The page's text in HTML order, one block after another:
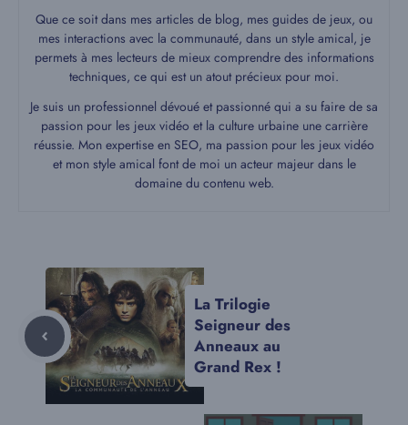
Que ce soit dans mes articles de blog, mes guides de jeux, ou
mes interactions avec la communauté, dans un style amical, je
permets à mes lecteurs de mieux comprendre des informations
techniques, ce qui est un atout précieux pour moi.
Je suis un professionnel dévoué et passionné qui a su faire de sa
passion pour les jeux vidéo et la culture urbaine une carrière
réussie. Mon expertise en SEO, ma passion pour les jeux vidéo
et mon style amical font de moi un acteur majeur dans le
domaine du contenu web.
La Trilogie
Seigneur des
Anneaux au
Grand Rex !